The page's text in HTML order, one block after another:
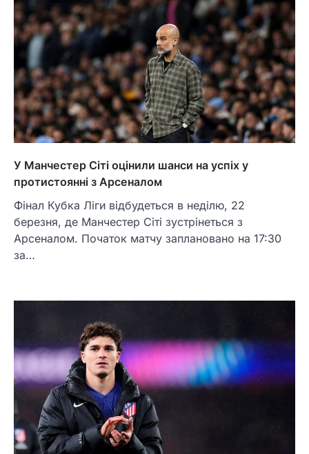
У Манчестер Сіті оцінили шанси на успіх у
протистоянні з Арсеналом
Фінал Кубка Ліги відбудеться в неділю, 22
березня, де Манчестер Сіті зустрінеться з
Арсеналом. Початок матчу заплановано на 17:30
за…